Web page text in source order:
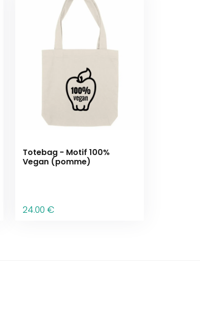
Totebag - Motif 100%
Vegan (pomme)
24.00 €